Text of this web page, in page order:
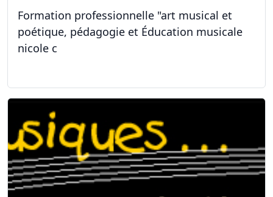
Formation professionnelle "art musical et
poétique, pédagogie et Éducation musicale
nicole c